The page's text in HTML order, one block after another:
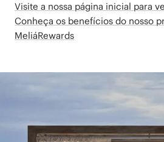
Visite a nossa página inicial para
Conheça os benefícios do nosso
MeliáRewards